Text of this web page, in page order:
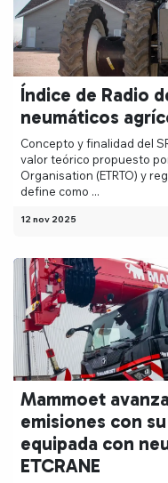
Índice de Radio
neumáticos
Concepto y finalidad del
valor teórico propuesto
Organisation (ETRTO) y
define como ...
12 nov 2025
Mammoet
emisiones con
equipada con
ETCRANE